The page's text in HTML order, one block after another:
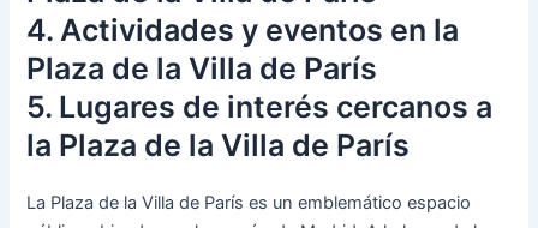
4. Actividades y eventos en la
Plaza de la Villa de París
5. Lugares de interés cercanos a
la Plaza de la Villa de París
La Plaza de la Villa de París es un emblemático espacio